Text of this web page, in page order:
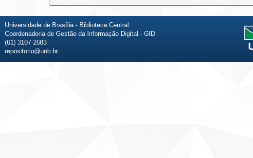
Universidade de Brasília - Biblioteca Central
Coordenadoria de Gestão da Informação Digital - GID
(61) 3107-2683
repositorio@unb.br